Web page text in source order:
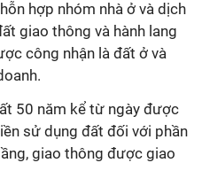
hợp nhóm nhà ở và dịch
giao thông và hành lang
công nhận là đất ở và
50 năm kể từ ngày được
sử dụng đất đối với phần
giao thông được giao